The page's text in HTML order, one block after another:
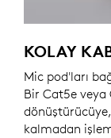
KOLAY
Mic pod'ları
Bir Cat5e
kalmadan